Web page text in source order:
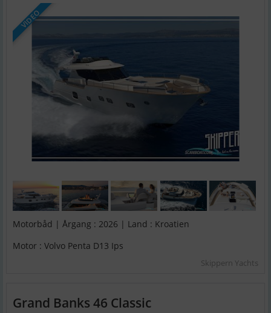
VIDEO
Motorbåd | Årgang : 2026 | Land : Kroatien
Motor : Volvo Penta D13 Ips
Skippern Yachts
Grand Banks 46 Classic